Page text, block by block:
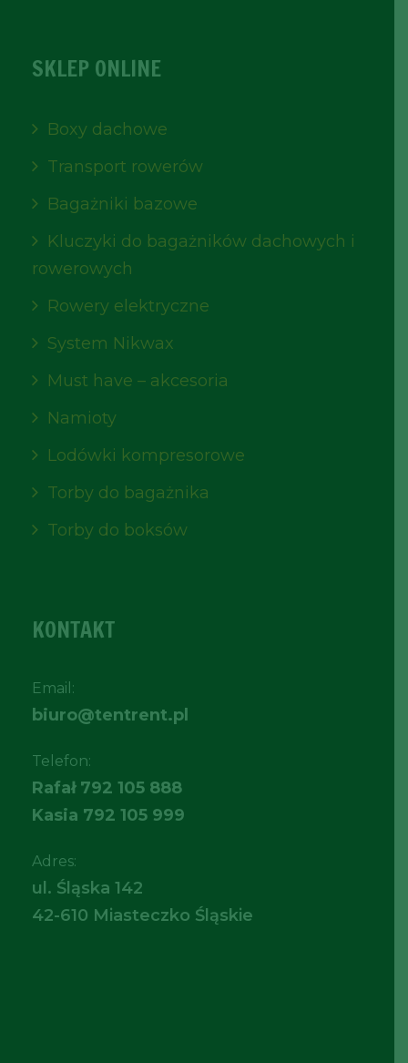
SKLEP ONLINE
Boxy dachowe
Transport rowerów
Bagażniki bazowe
Kluczyki do bagażników dachowych i
rowerowych
Rowery elektryczne
System Nikwax
Must have – akcesoria
Namioty
Lodówki kompresorowe
Torby do bagażnika
Torby do boksów
KONTAKT
Email:
biuro@tentrent.pl
Telefon:
Rafał 792 105 888
Kasia 792 105 999
Adres:
ul. Śląska 142
42-610 Miasteczko Śląskie